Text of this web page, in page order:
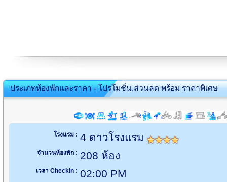
ประเภทห้องพักและราคา - โปรโมชั่น,ส่วนลด พร้อม ราคาพิเศษ
โรงแรม : 4 ดาวโรงแรม
จำนวนห้องพัก : 208 ห้อง
เวลา Checkin : 02:00 PM